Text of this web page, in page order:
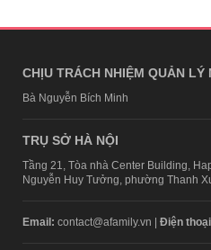
CHỊU TRÁCH NHIỆM QUẢN LÝ
Bà Nguyễn Bích Minh
TRỤ SỞ HÀ NỘI
Tầng 21, Tòa nhà Center Building,
Nguyễn Huy Tưởng, phường Thanh
Email: contact@afamily.vn | Điện